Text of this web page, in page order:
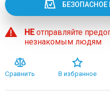
НЕотправляйте
незнакомым людям
Сравнить В избранное